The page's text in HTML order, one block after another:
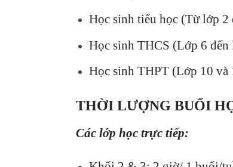
Học sinh tiểu học (Từ lớp 2
Học sinh THCS (Lớp 6 đến
Học sinh THPT (Lớp 10 và
THỜI LƯỢNG BUỔI
Các lớp học trực tiếp: